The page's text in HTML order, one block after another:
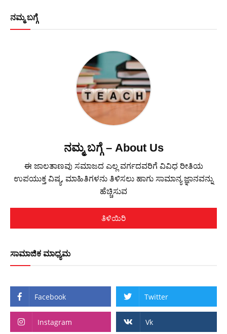
ನಮ್ಮ ಬಗ್ಗೆ
ನಮ್ಮ ಬಗ್ಗೆ – About Us
ಈ ಜಾಲತಾಣವು ಸಮಾಜದ ಎಲ್ಲ ವರ್ಗದವರಿಗೆ ವಿವಿಧ ರೀತಿಯ
ಉಪಯುಕ್ತ ವಿಷ್ಯ, ಮಾಹಿತಿಗಳನು ತಿಳಿಸಲು ಹಾಗು ಸಾಮಾನ್ಯ ಜ್ಞಾನವನ್ನು
ಹೆಚ್ಚಿಸುವ
ತಿಳಿಯಿರಿ
ಸಾಮಾಜಿಕ ಮಾಧ್ಯಮ
Facebook Twitter
Instagram Vk